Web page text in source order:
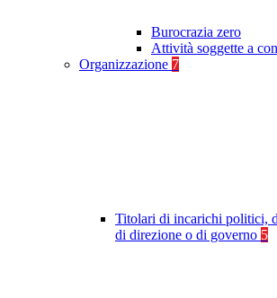
Burocrazia zero
Attività soggette a
Organizzazione 7
Titolari di incarichi politici,
di direzione o di governo 5